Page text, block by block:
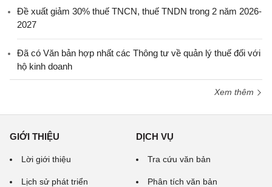
Đề xuất giảm 30% thuế TNCN, thuế TNDN trong 2 năm 2026-
2027
Đã có Văn bản hợp nhất các Thông tư về quản lý thuế đối với
hộ kinh doanh
Xem thêm
GIỚI THIỆU
Lời giới thiệu
Lịch sử phát triển
DỊCH VỤ
Tra cứu văn bản
Phân tích văn bản